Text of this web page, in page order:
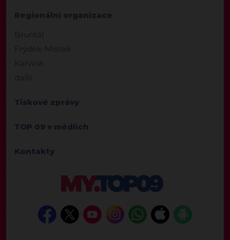
Regionální organizace
Bruntál
Frýdek-Místek
Karviná
další
Tiskové zprávy
TOP 09 v médiích
Kontakty